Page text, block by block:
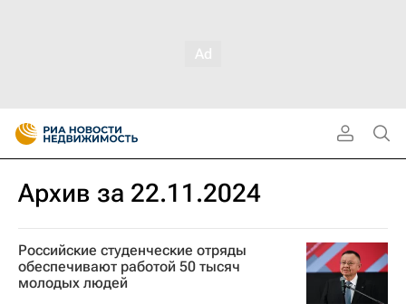
Архив за 22.11.2024
Российские студенческие отряды
обеспечивают работой 50 тысяч
молодых людей